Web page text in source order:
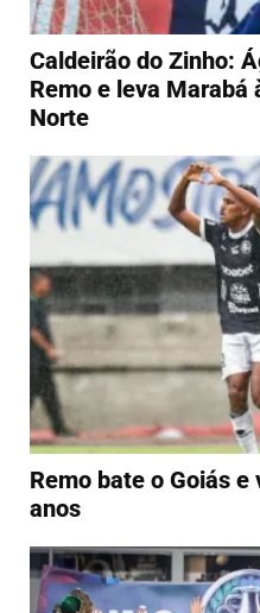
Caldeirão do Zinho:
Remo e leva Marabá
Norte
Remo bate o Goiás
anos